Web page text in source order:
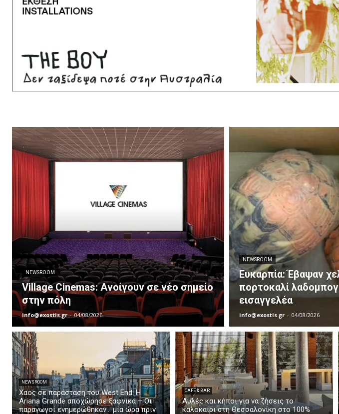
NEWSROOM
Village Cinemas: Ανοίγουν σε νέο σημείο
στην πόλη
info@exostis.gr - 04/08/2026
NEWSROOM
Ευκαρπία: Έβαψαν
πορτοκαλί
εισαγγελέα
info@exostis.gr - 04/08/2026
NEWSROOM
Xαος σε παράσταση του West End: Η
Αriana Grande αποχώρησε ξαφνικά – Οι
παραγωγοί ενημερώθηκαν… μία ώρα πριν
CAFE & BAR
Αυλές και κήποι για να ζήσεις το
καλοκαίρι στη Θεσσαλονίκη στο 100%